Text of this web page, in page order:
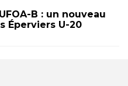
B : un nouveau
Éperviers U-20